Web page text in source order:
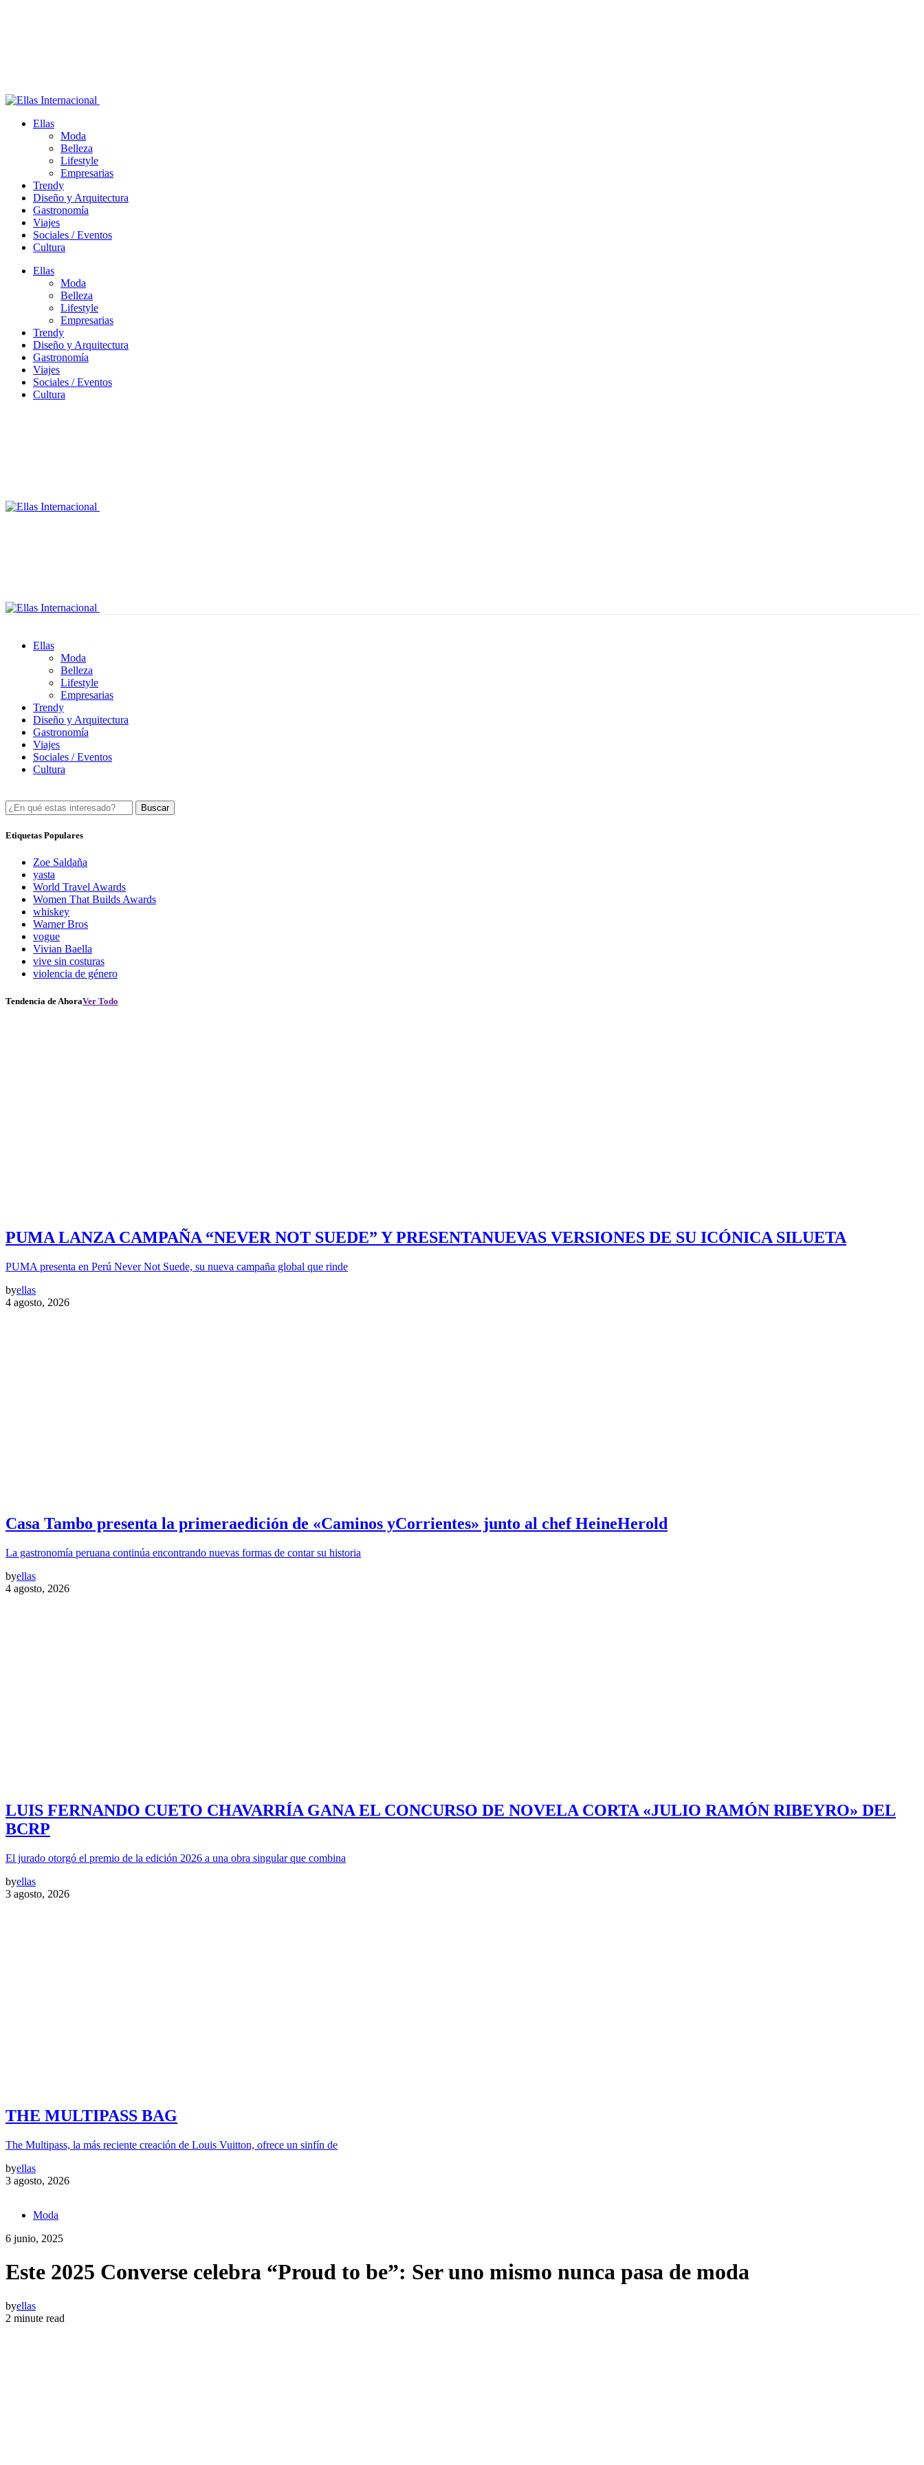
Ellas
Moda
Belleza
Lifestyle
Empresarias
Trendy
Diseño y Arquitectura
Gastronomía
Viajes
Sociales / Eventos
Cultura
Ellas
Moda
Belleza
Lifestyle
Empresarias
Trendy
Diseño y Arquitectura
Gastronomía
Viajes
Sociales / Eventos
Cultura
Ellas
Moda
Belleza
Lifestyle
Empresarias
Trendy
Diseño y Arquitectura
Gastronomía
Viajes
Sociales / Eventos
Cultura
Buscar
Etiquetas Populares
Zoe Saldaña
yasta
World Travel Awards
Women That Builds Awards
whiskey
Warner Bros
vogue
Vivian Baella
vive sin costuras
violencia de género
Tendencia de AhoraVer Todo
PUMA LANZA CAMPAÑA “NEVER NOT SUEDE” Y PRESENTANUEVAS VERSIONES DE SU ICÓNICA SILUETA
PUMA presenta en Perú Never Not Suede, su nueva campaña global que rinde
byellas
4 agosto, 2026
Casa Tambo presenta la primeraedición de «Caminos yCorrientes» junto al chef HeineHerold
La gastronomía peruana continúa encontrando nuevas formas de contar su historia
byellas
4 agosto, 2026
LUIS FERNANDO CUETO CHAVARRÍA GANA EL CONCURSO DE NOVELA CORTA «JULIO RAMÓN RIBEYRO» DEL
BCRP
El jurado otorgó el premio de la edición 2026 a una obra singular que combina
byellas
3 agosto, 2026
THE MULTIPASS BAG
The Multipass, la más reciente creación de Louis Vuitton, ofrece un sinfín de
byellas
3 agosto, 2026
Moda
6 junio, 2025
Este 2025 Converse celebra “Proud to be”: Ser uno mismo nunca pasa de moda
byellas
2 minute read